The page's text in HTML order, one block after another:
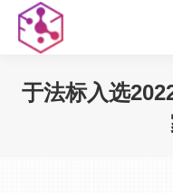
于法标入选